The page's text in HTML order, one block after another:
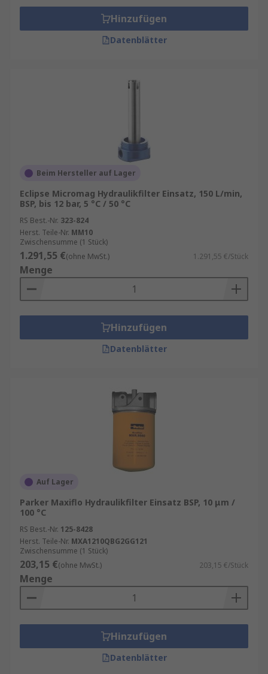
Hinzufügen
Datenblätter
Beim Hersteller auf Lager
Eclipse Micromag Hydraulikfilter Einsatz, 150 L/min,
BSP, bis 12 bar, 5 °C / 50 °C
RS Best.-Nr. 323-824
Herst. Teile-Nr. MM10
Zwischensumme (1 Stück)
1.291,55 €(ohne MwSt.) 1.291,55 €/Stück
Menge
Hinzufügen
Datenblätter
Auf Lager
Parker Maxiflo Hydraulikfilter Einsatz BSP, 10 μm /
100 °C
RS Best.-Nr. 125-8428
Herst. Teile-Nr. MXA1210QBG2GG121
Zwischensumme (1 Stück)
203,15 €(ohne MwSt.) 203,15 €/Stück
Menge
Hinzufügen
Datenblätter